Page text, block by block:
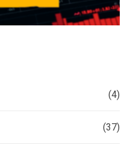
(4)
(37)